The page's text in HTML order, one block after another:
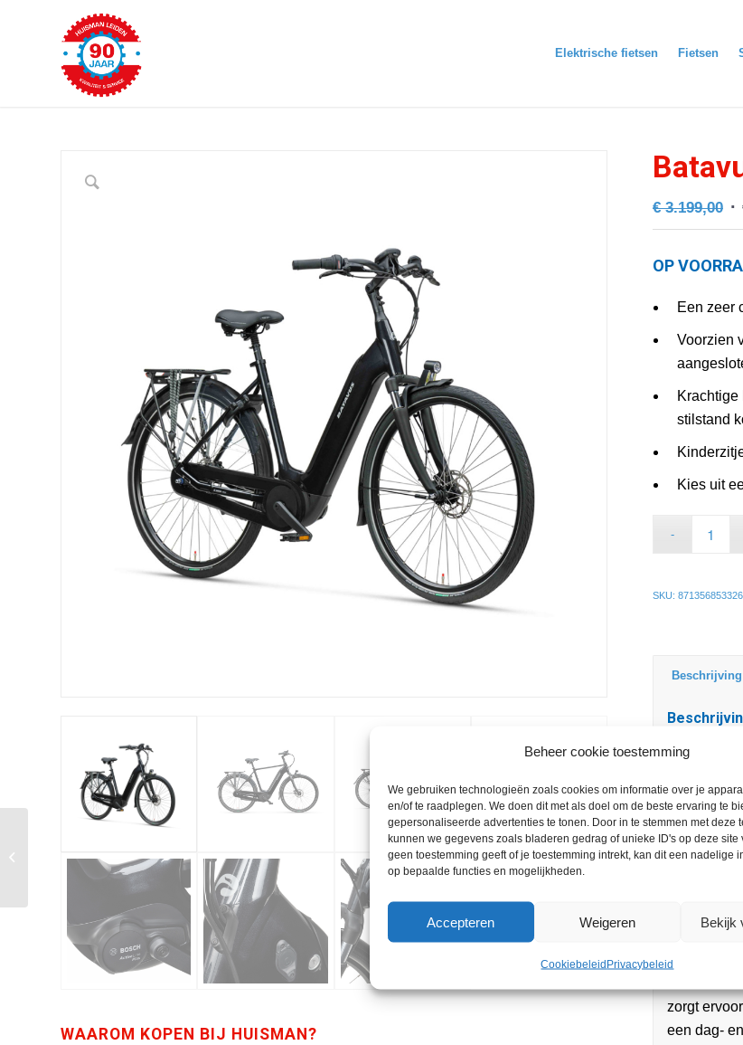
Beheer cookie toestemming
We gebruiken technologieën zoals cookies om informatie over je
en/of te raadplegen. We doen dit met als doel om de beste ervaring te
gepersonaliseerde advertenties te tonen. Door in te stemmen met deze
kunnen we gegevens zoals bladeren gedrag of unieke ID's op deze site
geen toestemming geeft of je toestemming intrekt, kan dit een nadelige
op bepaalde functies en mogelijkheden.
Accepteren Weigeren Bekijk
CookiebeleidPrivacybeleid
Elektrische fietsen Fietsen
WAAROM KOPEN BIJ HUISMAN?
€3.199,00
€
OP
Een zeer
Voorzien
stilstand
Kies uit
SKU:
Beschrijving
Ontdek
De
alle luxe
accu met
dus geen
zwaar als
Aan
Power
zorgt
een dag-